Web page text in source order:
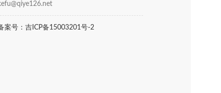
案号：吉ICP备15003201号-2